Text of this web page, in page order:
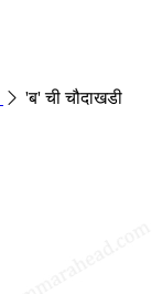
'ब' ची चौदाखडी